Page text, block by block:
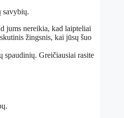
savybių.
jums nereikia, kad laipteliai
žingsnis, kai jūsų šuo
Greičiausiai rasite